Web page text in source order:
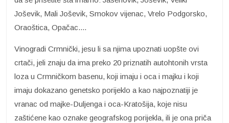
Joševik, Mali Joševik, Smokov vijenac, Vrelo Podgorsko,
Oraoštica, Opačac....
Vinogradi Crmnički, jesu li sa njima upoznati uopšte ovi
crtači, jeli znaju da ima preko 20 priznatih autohtonih vrsta
loza u Crmničkom basenu, koji imaju i oca i majku i koji
imaju dokazano genetsko porijeklo a kao najpoznatiji je
vranac od majke-Duljenga i oca-Kratošija, koje nisu
zaštićene kao oznake geografskog porijekla, ili je ona priča